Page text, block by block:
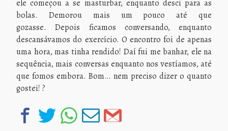
ele começou a se masturbar, enquanto desci para as
bolas. Demorou mais um pouco até que
gozasse. Depois ficamos conversando, enquanto
descansávamos do exercício. O encontro foi de apenas
uma hora, mas tinha rendido! Daí fui me banhar, ele na
sequência, mais conversas enquanto nos vestíamos, até
que fomos embora. Bom… nem preciso dizer o quanto
gostei! ?